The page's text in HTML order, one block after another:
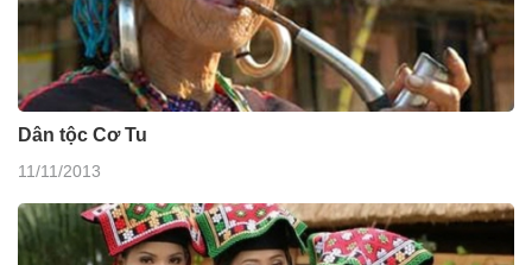
Dân tộc Cơ Tu
11/11/2013